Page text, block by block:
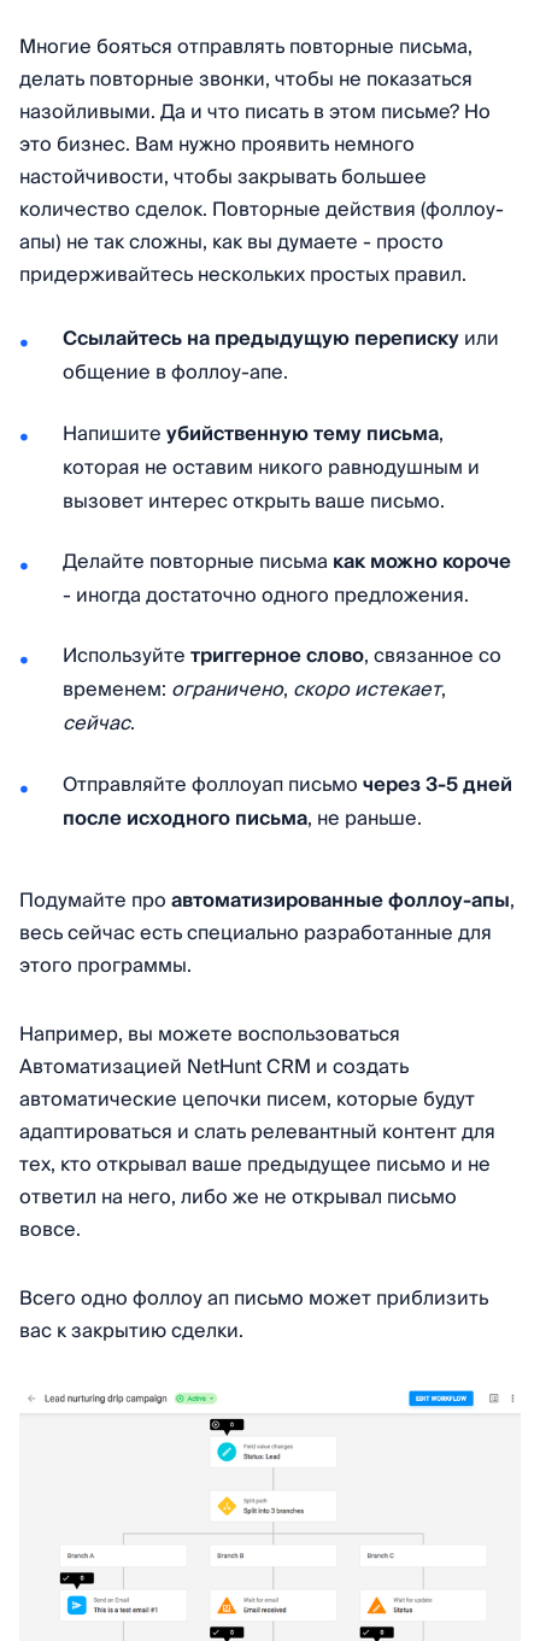
Многие бояться отправлять повторные письма,
делать повторные звонки, чтобы не показаться
назойливыми. Да и что писать в этом письме? Но
это бизнес. Вам нужно проявить немного
настойчивости, чтобы закрывать большее
количество сделок. Повторные действия (фоллоу-
апы) не так сложны, как вы думаете - просто
придерживайтесь нескольких простых правил.
Ссылайтесьна предыдущую перепискуили
общение в фоллоу-апе.
Напишитеубийственную тему письма,
которая не оставим никого равнодушным и
вызовет интерес открыть ваше письмо.
Делайте повторные письма как можно короче
- иногда достаточно одного предложения.
Используйтетриггерное слово, связанное со
временем: ограничено, скоро истекает,
сейчас.
Отправляйте фоллоуап письмочерез 3-5 дней
после исходного письма, не раньше.
Подумайте проавтоматизированные фоллоу-апы,
весь сейчас есть специально разработанные для
этого программы.
Например, вы можете воспользоваться
Автоматизацией NetHunt CRM и создать
автоматические цепочки писем, которые будут
адаптироваться и слать релевантный контент для
тех, кто открывал ваше предыдущее письмо и не
ответил на него, либо же не открывал письмо
вовсе.
Всего одно фоллоу ап письмо может приблизить
вас к закрытию сделки.